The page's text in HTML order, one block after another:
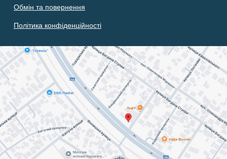
Обмін та повернення
Політика конфіденційності